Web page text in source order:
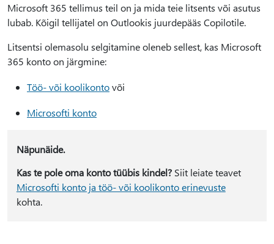
Microsoft 365 tellimus teil on ja mida teie litsents või asutus
lubab. Kõigil tellijatel on Outlookis juurdepääs Copilotile.
Litsentsi olemasolu selgitamine oleneb sellest, kas Microsoft
365 konto on järgmine:
Töö- või koolikontovõi
Microsofti konto
Näpunäide.
Kas te pole oma konto tüübis kindel?Siit leiate teavet
Microsofti konto ja töö- või koolikonto erinevuste
kohta.